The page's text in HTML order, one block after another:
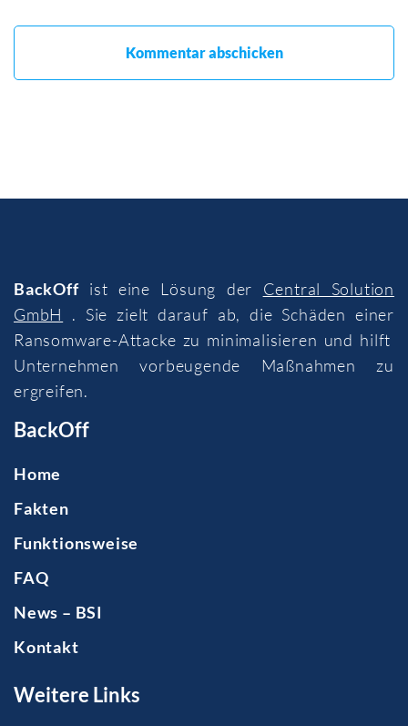
BackOffist eine Lösung der Central Solution
GmbH
. Sie zielt darauf ab, die Schäden einer
Ransomware-Attacke zu minimalisieren und hilft
Unternehmen vorbeugende Maßnahmen zu
ergreifen.
BackOff
Home
Fakten
Funktionsweise
FAQ
News – BSI
Kontakt
Weitere Links